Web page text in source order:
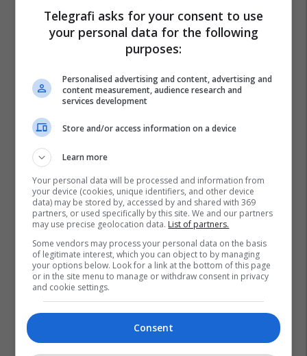
Telegrafi asks for your consent to use
your personal data for the following
purposes:
Personalised advertising and content, advertising and
content measurement, audience research and
services development
Store and/or access information on a device
Learn more
Your personal data will be processed and information from
your device (cookies, unique identifiers, and other device
data) may be stored by, accessed by and shared with 369
partners, or used specifically by this site. We and our partners
may use precise geolocation data. List of partners.
Some vendors may process your personal data on the basis
of legitimate interest, which you can object to by managing
your options below. Look for a link at the bottom of this page
or in the site menu to manage or withdraw consent in privacy
and cookie settings.
Consent